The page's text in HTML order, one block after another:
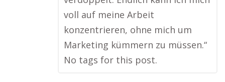
voll auf meine Arbeit
konzentrieren, ohne mich um
Marketing kümmern zu müssen.“
No tags for this post.